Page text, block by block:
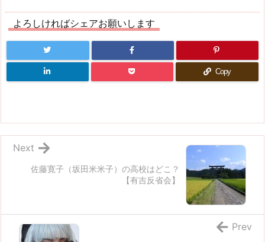
よろしければシェアお願いします
Copy
佐藤寛子（坂田米米子）の高校はどこ？
【有吉反省会】
Next
Prev